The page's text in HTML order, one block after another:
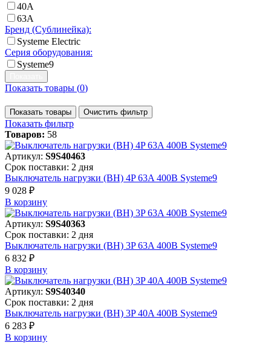
40А
63А
Бренд (Сублинейка):
Systeme Electric
Серия оборудования:
Systeme9
Показать товары (0)
Показать товары Очистить фильтр
Показать фильтр
Товаров: 58
Артикул: S9S40463
Срок поставки: 2 дня
Выключатель нагрузки (ВН) 4P 63A 400В Systeme9
9 028 ₽
В корзинy
Артикул: S9S40363
Срок поставки: 2 дня
Выключатель нагрузки (ВН) 3P 63A 400В Systeme9
6 832 ₽
В корзинy
Артикул: S9S40340
Срок поставки: 2 дня
Выключатель нагрузки (ВН) 3P 40A 400В Systeme9
6 283 ₽
В корзинy